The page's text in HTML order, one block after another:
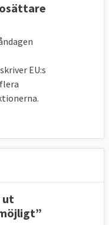
största av
Därefter
och
EU:s
ut